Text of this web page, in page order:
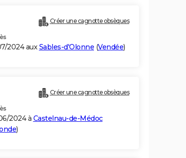
Créer une cagnotte obsèques
2024 auxSables-d'Olonne (Vendée)
Créer une cagnotte obsèques
2024 à Castelnau-de-Médoc
)